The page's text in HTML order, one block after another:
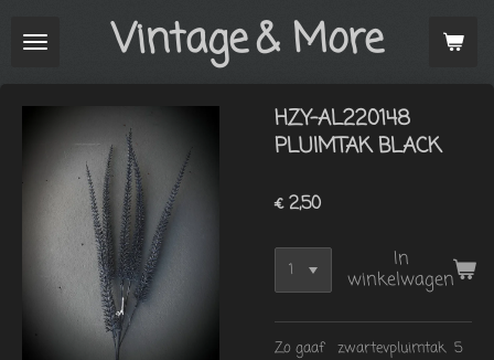
direct
Vintage& More
HZY-AL220148
PLUIMTAK BLACK
€ 2,50
In
winkelwagen
Zo gaaf zwartevpluimtak 5